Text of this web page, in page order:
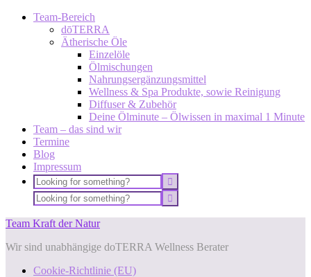
Team-Bereich
dōTERRA
Ätherische Öle
Einzelöle
Ölmischungen
Nahrungsergänzungsmittel
Wellness & Spa Produkte, sowie Reinigung
Diffuser & Zubehör
Deine Ölminute – Ölwissen in maximal 1 Minute
Team – das sind wir
Termine
Blog
Impressum
Team Kraft der Natur
Wir sind unabhängige doTERRA Wellness Berater
Cookie-Richtlinie (EU)